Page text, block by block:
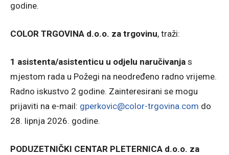
godine.
COLOR TRGOVINA d.o.o. za trgovinu, traži:
1 asistenta/asistenticu u odjelu naručivanja s
mjestom rada u Požegi na neodređeno radno vrijeme.
Radno iskustvo 2 godine. Zainteresirani se mogu
prijaviti na e-mail: gperkovic@color-trgovina.com do
28. lipnja 2026. godine.
PODUZETNIČKI CENTAR PLETERNICA d.o.o. za